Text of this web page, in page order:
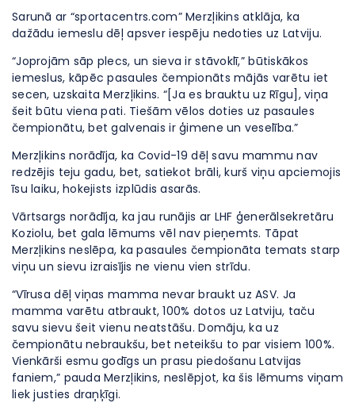
Sarunā ar “sportacentrs.com” Merzļikins atklāja, ka
dažādu iemeslu dēļ apsver iespēju nedoties uz Latviju.
“Joprojām sāp plecs, un sieva ir stāvoklī,” būtiskākos
iemeslus, kāpēc pasaules čempionāts mājās varētu iet
secen, uzskaita Merzļikins. “[Ja es brauktu uz Rīgu], viņa
šeit būtu viena pati. Tiešām vēlos doties uz pasaules
čempionātu, bet galvenais ir ģimene un veselība.”
Merzļikins norādīja, ka Covid-19 dēļ savu mammu nav
redzējis teju gadu, bet, satiekot brāli, kurš viņu apciemojis
īsu laiku, hokejists izplūdis asarās.
Vārtsargs norādīja, ka jau runājis ar LHF ģenerālsekretāru
Koziolu, bet gala lēmums vēl nav pieņemts. Tāpat
Merzļikins neslēpa, ka pasaules čempionāta temats starp
viņu un sievu izraisījis ne vienu vien strīdu.
“Vīrusa dēļ viņas mamma nevar braukt uz ASV. Ja
mamma varētu atbraukt, 100% dotos uz Latviju, taču
savu sievu šeit vienu neatstāšu. Domāju, ka uz
čempionātu nebraukšu, bet neteikšu to par visiem 100%.
Vienkārši esmu godīgs un prasu piedošanu Latvijas
faniem,” pauda Merzļikins, neslēpjot, ka šis lēmums viņam
liek justies draņķīgi.